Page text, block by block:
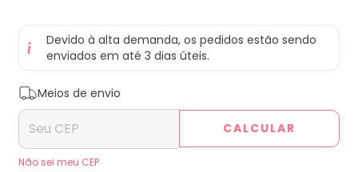
Devido à alta demanda, os pedidos estão sendo
enviados em até 3 dias úteis.
Entregas para o CEP:
Meios de envio
CALCULAR
Não sei meu CEP